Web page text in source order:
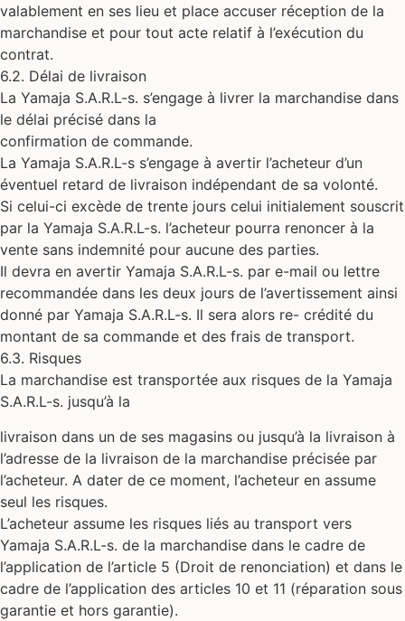
valablement en ses lieu et place accuser réception de la
marchandise et pour tout acte relatif à l’exécution du
contrat.
6.2. Délai de livraison
La Yamaja S.A.R.L-s. s’engage à livrer la marchandise dans
le délai précisé dans la
confirmation de commande.
La Yamaja S.A.R.L-s s’engage à avertir l’acheteur d’un
éventuel retard de livraison indépendant de sa volonté.
Si celui-ci excède de trente jours celui initialement souscrit
par la Yamaja S.A.R.L-s. l’acheteur pourra renoncer à la
vente sans indemnité pour aucune des parties.
Il devra en avertir Yamaja S.A.R.L-s. par e-mail ou lettre
recommandée dans les deux jours de l’avertissement ainsi
donné par Yamaja S.A.R.L-s. Il sera alors re- crédité du
montant de sa commande et des frais de transport.
6.3. Risques
La marchandise est transportée aux risques de la Yamaja
S.A.R.L-s. jusqu’à la
livraison dans un de ses magasins ou jusqu’à la livraison à
l’adresse de la livraison de la marchandise précisée par
l’acheteur. A dater de ce moment, l’acheteur en assume
seul les risques.
L’acheteur assume les risques liés au transport vers
Yamaja S.A.R.L-s. de la marchandise dans le cadre de
l’application de l’article 5 (Droit de renonciation) et dans le
cadre de l’application des articles 10 et 11 (réparation sous
garantie et hors garantie).